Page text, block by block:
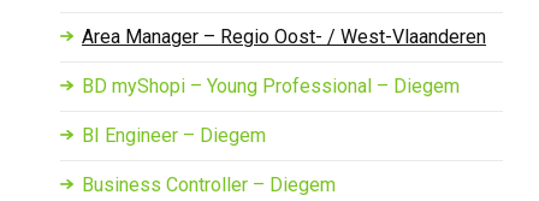
Area Manager – Regio Oost- / West-Vlaanderen
BD myShopi – Young Professional – Diegem
BI Engineer – Diegem
Business Controller – Diegem